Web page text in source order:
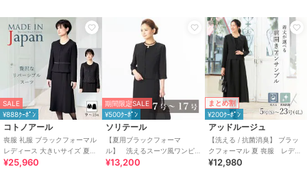
SALE
¥888ｸｰﾎﾟﾝ
コトノアール
喪服 礼服 ブラックフォーマル
レディース 大きいサイズ 夏物
夏用 日本製
¥25,960
期間限定SALE
¥500ｸｰﾎﾟﾝ
ソリテール
【夏用ブラックフォーマ
ル】 洗えるスーツ風ワンピ
ース/レディース/喪服/礼服/法
¥13,200
まとめ割
¥200ｸｰﾎﾟﾝ
アッドルージュ
【洗える / 抗菌消臭】 ブラッ
クフォーマル 夏 喪服 レディ
ース 着丈が選べる 5号～23
¥12,980